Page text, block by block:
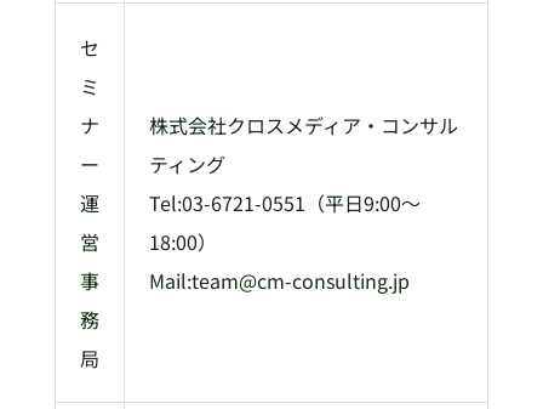
セ
ミ
ナ
ー
運
営
事
務
局
株式会社クロスメディア・コンサル
ティング
Tel:03-6721-0551（平日9:00～
18:00）
Mail:team@cm-consulting.jp